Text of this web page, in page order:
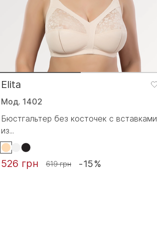
Elita
Мод. 1402
Бюстгальтер без косточек с вставками
из...
526 грн 619 грн -15%